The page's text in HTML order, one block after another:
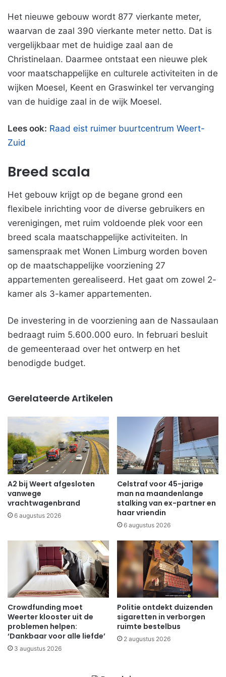
Het nieuwe gebouw wordt 877 vierkante meter,
waarvan de zaal 390 vierkante meter netto. Dat is
vergelijkbaar met de huidige zaal aan de
Christinelaan. Daarmee ontstaat een nieuwe plek
voor maatschappelijke en culturele activiteiten in de
wijken Moesel, Keent en Graswinkel ter vervanging
van de huidige zaal in de wijk Moesel.
Lees ook: Raad eist ruimer buurtcentrum Weert-
Zuid
Breed scala
Het gebouw krijgt op de begane grond een
flexibele inrichting voor de diverse gebruikers en
verenigingen, met ruim voldoende plek voor een
breed scala maatschappelijke activiteiten. In
samenspraak met Wonen Limburg worden boven
op de maatschappelijke voorziening 27
appartementen gerealiseerd. Het gaat om zowel 2-
kamer als 3-kamer appartementen.
De investering in de voorziening aan de Nassaulaan
bedraagt ruim 5.600.000 euro. In februari besluit
de gemeenteraad over het ontwerp en het
benodigde budget.
Gerelateerde Artikelen
A2 bij Weert afgesloten
vanwege
vrachtwagenbrand
6 augustus 2026
Celstraf voor 45-jarige
man na maandenlange
stalking van ex-partner en
haar vriendin
6 augustus 2026
Crowdfunding moet
Weerter klooster uit de
problemen helpen:
‘Dankbaar voor alle liefde’
3 augustus 2026
Politie ontdekt duizenden
sigaretten in verborgen
ruimte bestelbus
2 augustus 2026